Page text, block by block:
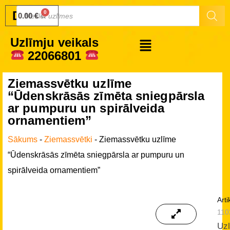
Druku.lv
0.00€
Uzlīmju veikals
22066801
Ziemassvētku uzlīme
“Ūdenskrāsās zīmēta sniegpārsla
ar pumpuru un spirālveida
ornamentiem”
Sākums - Ziemassvētki - Ziemassvētku uzlīme
“Ūdenskrāsās zīmēta sniegpārsla ar pumpuru un
spirālveida ornamentiem”